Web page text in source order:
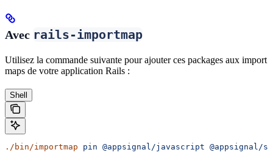
Avec rails-importmap
Utilisez la commande suivante pour ajouter ces packages aux import
maps de votre application Rails :
Shell
./bin/importmap pin @appsignal/javascript @appsignal/